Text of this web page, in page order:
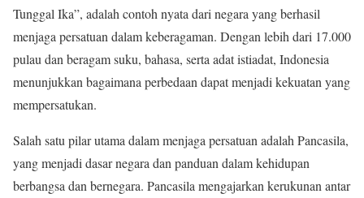
Tunggal Ika”, adalah contoh nyata dari negara yang berhasil
menjaga persatuan dalam keberagaman. Dengan lebih dari 17.000
pulau dan beragam suku, bahasa, serta adat istiadat, Indonesia
menunjukkan bagaimana perbedaan dapat menjadi kekuatan yang
mempersatukan.
Salah satu pilar utama dalam menjaga persatuan adalah Pancasila,
yang menjadi dasar negara dan panduan dalam kehidupan
berbangsa dan bernegara. Pancasila mengajarkan kerukunan antar